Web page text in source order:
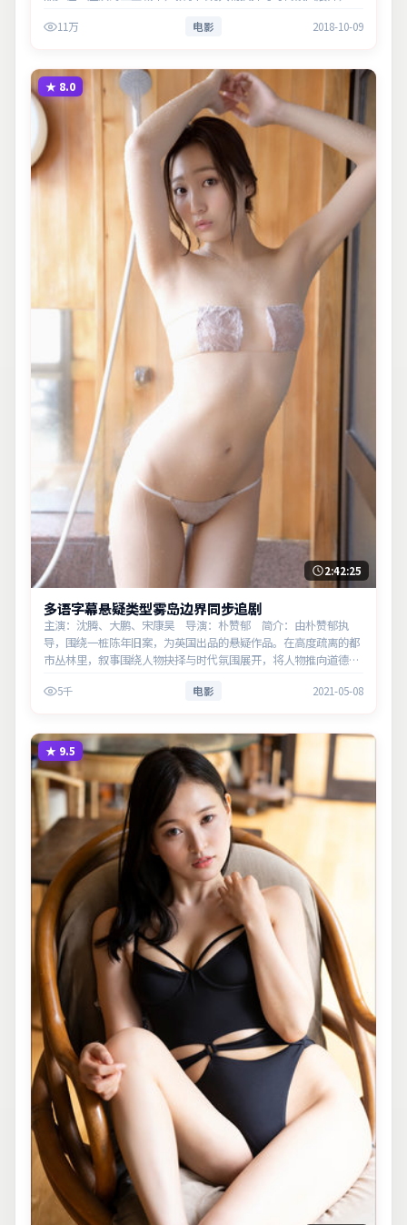
赏性与现实…
11万 电影 2018-10-09
★ 8.0
2:42:25
多语字幕悬疑类型雾岛边界同步追剧
主演：沈腾、大鹏、宋康昊 导演：朴赞郁 简介：由朴赞郁执
导，围绕一桩陈年旧案，为英国出品的悬疑作品。在高度疏离的都
市丛林里，叙事围绕人物抉择与时代氛围展开，将人物推向道德与
义。5千 电影 2021-05-08
★ 9.5